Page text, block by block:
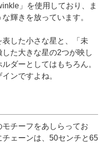
」を使用しており、ま
輝きを放っています。
した小さな星と、「未
た大きな星の2つが映し
ダーとしてはもちろん。
ンですよね。
チーフをあしらってお
ェーンは、50センチと65